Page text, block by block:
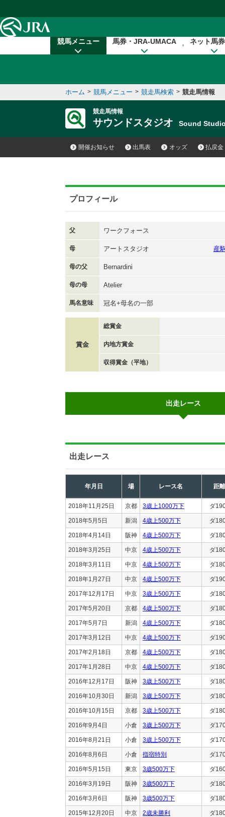
競馬メニュー 馬券・JRA-UMACA ネット馬
ホーム > 競馬メニュー > 競走馬検索 > 競走馬情報
競走馬情報
サウンドスタジオ Sound
開催お知らせ 出馬表 オッズ 払戻金
プロフィール
父 ワークフォース
母 アートスタジオ 産
母の父 Bernardini
母の母 Atelier
馬名意味 冠名+母名の一部
賞金
総賞金
内地方賞金
収得賞金（平地）
出走レース
出走レース
年月日 場 レース名 距離
2018年11月25日 京都 3歳上1000万下 ダ
2018年5月5日 新潟 4歳上500万下 ダ
2018年4月14日 阪神 4歳上500万下 ダ
2018年3月25日 中京 4歳上500万下 ダ
2018年3月11日 中京 4歳上500万下 ダ
2018年1月27日 中京 4歳上500万下 ダ
2017年12月17日 中京 3歳上500万下 ダ
2017年5月20日 京都 4歳上500万下 ダ
2017年5月7日 新潟 4歳上500万下 ダ
2017年3月12日 中京 4歳上500万下 ダ
2017年2月18日 京都 4歳上500万下 ダ
2017年1月28日 中京 4歳上500万下 ダ
2016年12月17日 阪神 3歳上500万下 ダ
2016年10月30日 新潟 3歳上500万下 ダ
2016年10月15日 京都 3歳上500万下 ダ
2016年9月4日 小倉 3歳上500万下 ダ
2016年8月21日 小倉 3歳上500万下 ダ
2016年8月6日 小倉 指宿特別 ダ
2016年5月15日 東京 3歳500万下 ダ
2016年3月19日 阪神 3歳500万下 ダ
2016年3月6日 阪神 3歳500万下 ダ
2015年12月20日 中京 2歳未勝利 ダ